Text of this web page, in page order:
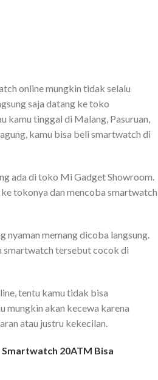
online mungkin tidak selalu
saja datang ke toko
kamu tinggal di Malang, Pasuruan,
kamu bisa beli smartwatch di
ada di toko Mi Gadget Showroom.
tokonya dan mencoba smartwatch
nyaman memang dicoba langsung.
smartwatch tersebut cocok di
tentu kamu tidak bisa
mungkin akan kecewa karena
atau justru kekecilan.
20ATM Bisa